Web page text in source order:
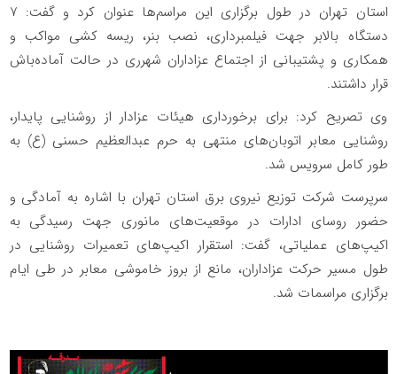
استان تهران در طول برگزاری این مراسم‌ها عنوان کرد و گفت: ۷
دستگاه بالابر جهت فیلمبرداری، نصب بنر، ریسه کشی مواکب و
همکاری و پشتیبانی از اجتماع عزاداران شهرری در حالت آماده‌باش
قرار داشتند.
️وی تصریح کرد: برای برخورداری هیئات عزادار از روشنایی پایدار،
روشنایی معابر اتوبان‌های منتهی به حرم عبدالعظیم حسنی (ع) به
طور کامل سرویس شد.
️سرپرست شرکت توزیع نیروی برق استان تهران با اشاره به آمادگی و
حضور روسای ادارات در موقعیت‌های مانوری جهت رسیدگی به
اکیپ‌های عملیاتی، گفت: استقرار اکیپ‌های تعمیرات روشنایی در
طول مسیر حرکت عزاداران، مانع از بروز خاموشی‌ معابر در طی ایام
برگزاری مراسمات شد.